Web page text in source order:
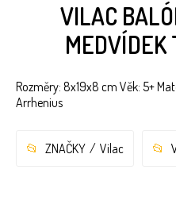
VILAC
MEDVÍDEK
Rozměry: 8x19x8 cm Věk: 5+
Arrhenius
ZNAČKY Vilac